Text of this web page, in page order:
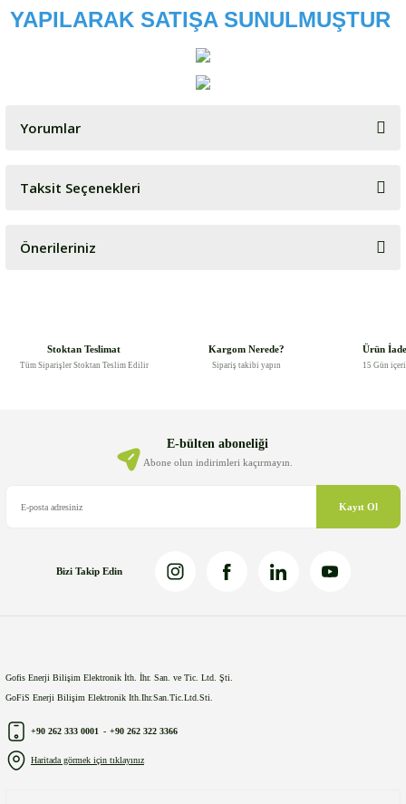
YAPILARAK SATIŞA SUNULMUŞTUR
Yorumlar
Bu ürüne ilk yorumu siz yapın!
Taksit Seçenekleri
Önerileriniz
Ürün bilgilerinde hatalar bulunuyor.
Ürün fiyatı diğer sitelerden daha pahalı.
Stoktan Teslimat
Tüm Siparişler Stoktan Teslim Edilir
Kargom Nerede?
Sipariş takibi yapın
Ürün
15 Gün
E-bülten aboneliği
Abone olun indirimleri kaçırmayın.
Kayıt Ol
Bizi Takip Edin
Gofis Enerji Bilişim Elektronik İth. İhr. San. ve Tic. Ltd. Şti.
GoFiS Enerji Bilişim Elektronik Ith.Ihr.San.Tic.Ltd.Sti.
+90 262 333 0001 - +90 262 322 3366
Haritada görmek için tıklayınız